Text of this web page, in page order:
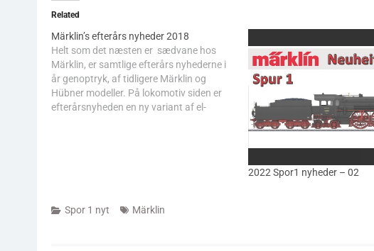
Related
Märklin’s efterårs nyheder 2018
Helt som det næsten er sædvane hos
Märklin, er samtlige efterårs nyhederne i
år genoptryk, af tidligere Märklin og
Hübner modeller. På lokomotiv siden er
efterårsnyheden en ny variant af el-
2022 Spor1 nyheder – 02
Spor 1 nyt Märklin